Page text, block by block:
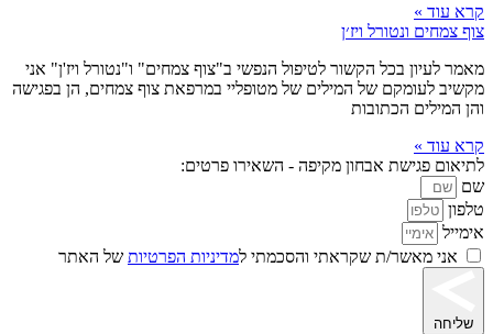
קרא עוד »
צוף צמחים ונטורל ויז׳ן
מאמר לעיון בכל הקשור לטיפול הנפשי ב"צוף צמחים" ו"נטורל ויז'ן" אני
מקשיב לעומקם של המילים של מטופליי במרפאת צוף צמחים, הן בפגישה
והן המילים הכתובות
קרא עוד »
לתיאום פגישת אבחון מקיפה - השאירו פרטים:
שם
טלפון
אימייל
אני מאשר/ת שקראתי והסכמתי למדיניות הפרטיות של האתר
שליחה